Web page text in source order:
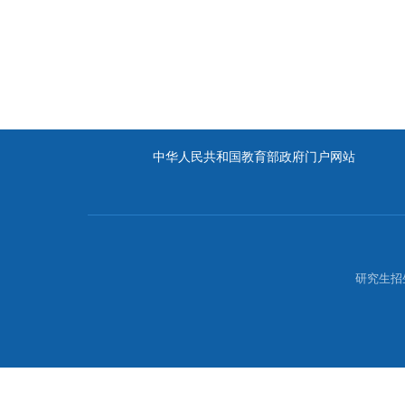
中华人民共和国教育部政府门户网站
研究生招